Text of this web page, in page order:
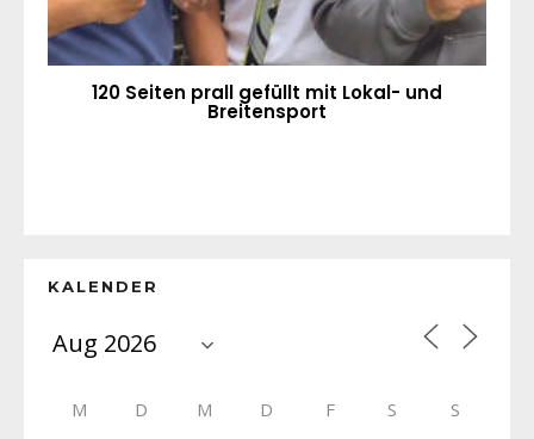
120 Seiten prall gefüllt mit Lokal- und
Breitensport
KALENDER
M D M D F S S